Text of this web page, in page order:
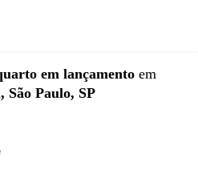
em lançamento em
Paulo, SP